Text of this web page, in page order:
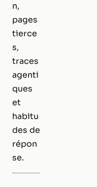
n,
pages
tierce
s,
traces
agenti
ques
et
habitu
des de
répon
se.